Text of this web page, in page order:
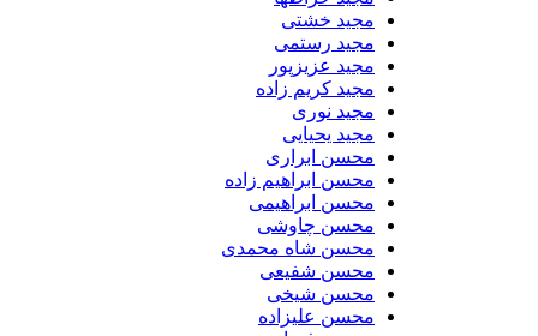
مجید خشتی
مجید رستمی
مجید عزیزپور
مجید کریم زاده
مجید نوری
مجید یحیایی
محسن ابراری
محسن ابراهیم زاده
محسن ابراهیمی
محسن چاوشی
محسن شاه محمدی
محسن شفیعی
محسن شیخی
محسن علیزاده